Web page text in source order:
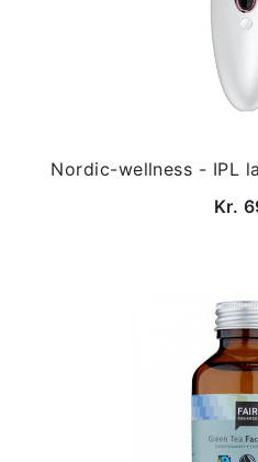
Nordic-wellness - IPL
Kr.